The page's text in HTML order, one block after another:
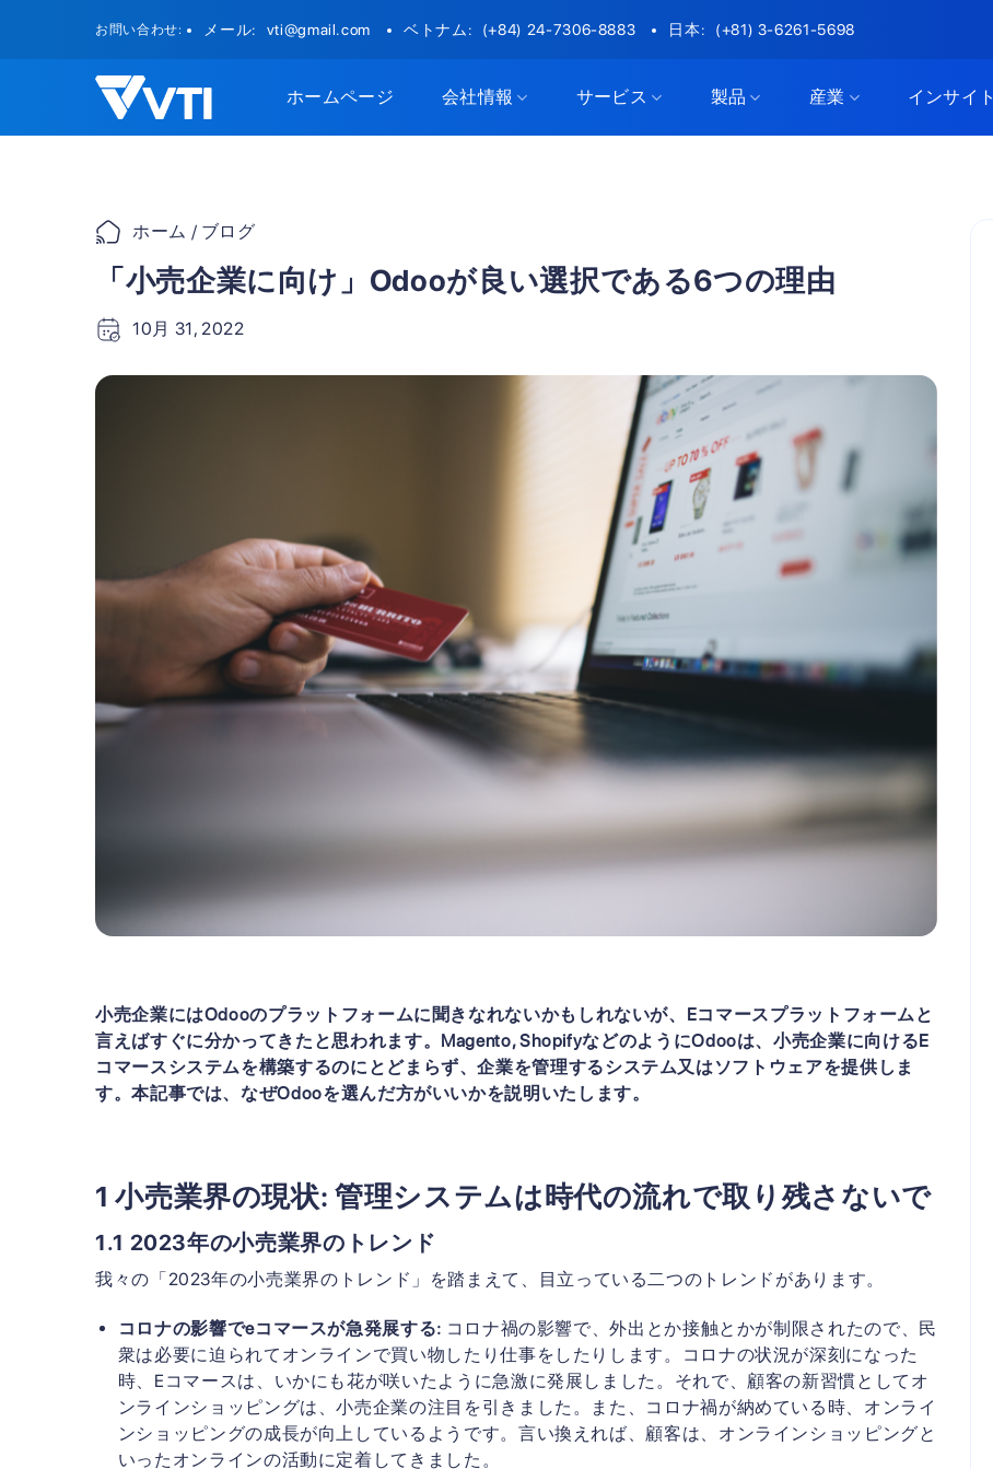
お問い合わせ: メール: vti@gmail.com ベトナム: (+84) 24-7306-8883 日本: (+81) 3-6261-5698
ホームページ 会社情報 サービス 製品 産業 インサイト
ホーム / ブログ
「小売企業に向け」Odooが良い選択である6つの理由
10月 31, 2022
小売企業にはOdooのプラットフォームに聞きなれないかもしれないが、Eコマースプラットフォームと
言えばすぐに分かってきたと思われます。Magento, ShopifyなどのようにOdooは、小売企業に向けるE
コマースシステムを構築するのにとどまらず、企業を管理するシステム又はソフトウェアを提供しま
す。本記事では、なぜOdooを選んだ方がいいかを説明いたします。
1 小売業界の現状: 管理システムは時代の流れで取り残さないで
1.1 2023年の小売業界のトレンド
我々の 「2023年の小売業界のトレンド」 を踏まえて、目立っている二つのトレンドがあります。
コロナの影響でeコマースが急発展する: コロナ禍の影響で、外出とか接触とかが制限されたので、民
衆は必要に迫られてオンラインで買い物したり仕事をしたりします。コロナの状況が深刻になった
時、Eコマースは、いかにも花が咲いたように急激に発展しました。それで、顧客の新習慣としてオ
ンラインショッピングは、小売企業の注目を引きました。また、コロナ禍が納めている時、オンライ
ンショッピングの成長が向上しているようです。言い換えれば、顧客は、オンラインショッピングと
いったオンラインの活動に定着してきました。